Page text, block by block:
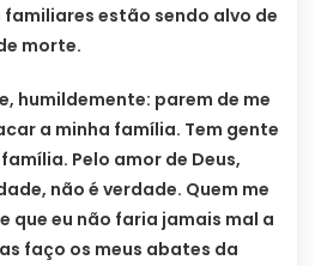
familiares estão sendo alvo de
morte.
humildemente: parem de me
a minha família. Tem gente
Pelo amor de Deus,
não é verdade. Quem me
que eu não faria jamais mal a
faço os meus abates da